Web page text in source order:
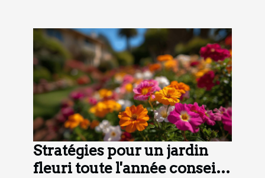
Stratégies pour un jardin
fleuri toute l'année conseils